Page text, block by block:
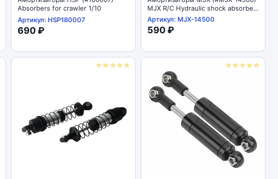
Absorbers for crawler 1/10
Артикул: HSP180007
690 ₽
MJX R/C Hydraulic shock absorber
1/14
Артикул: MJX-14500
590 ₽
☆☆☆☆☆ ☆☆☆☆☆